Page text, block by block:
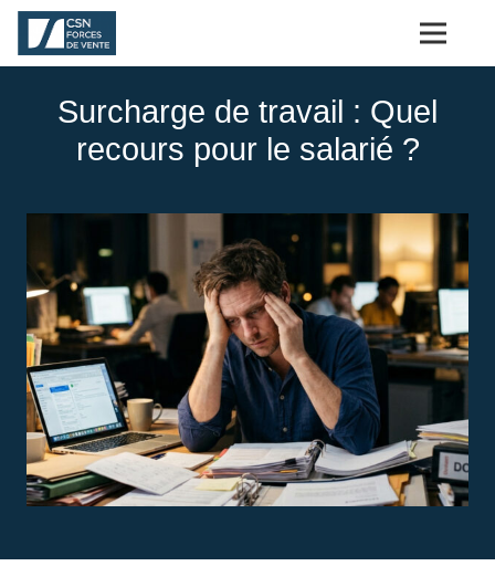
Surcharge de travail : Quel
recours pour le salarié ?